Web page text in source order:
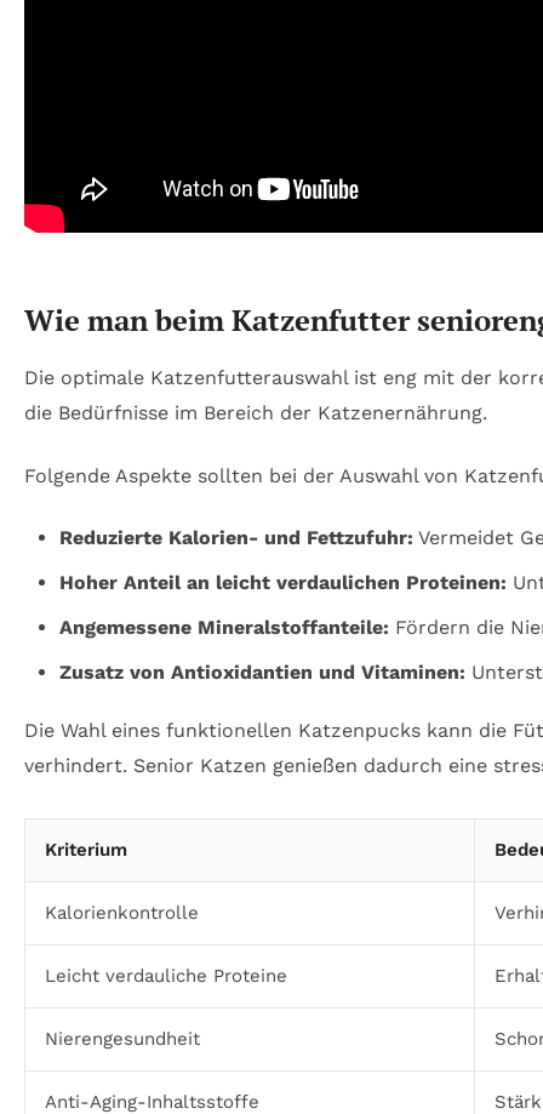
Wie man beim Katzenfutter
Die optimale Katzenfutterauswahl ist eng mit der
die Bedürfnisse im Bereich der Katzenernährung.
Folgende Aspekte sollten bei der Auswahl von
Reduzierte Kalorien- und Fettzufuhr: Vermeidet
Hoher Anteil an leicht verdaulichen Proteinen:
Angemessene Mineralstoffanteile: Fördern die
Zusatz von Antioxidantien und Vitaminen:
Die Wahl eines funktionellen Katzenpucks kann die
verhindert. Senior Katzen genießen dadurch eine
Kriterium
Kalorienkontrolle
Leicht verdauliche Proteine
Nierengesundheit
Anti-Aging-Inhaltsstoffe